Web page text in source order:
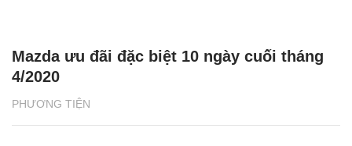
PHƯƠNG TIỆN
Mazda ưu đãi đặc biệt 10 ngày cuối tháng
4/2020